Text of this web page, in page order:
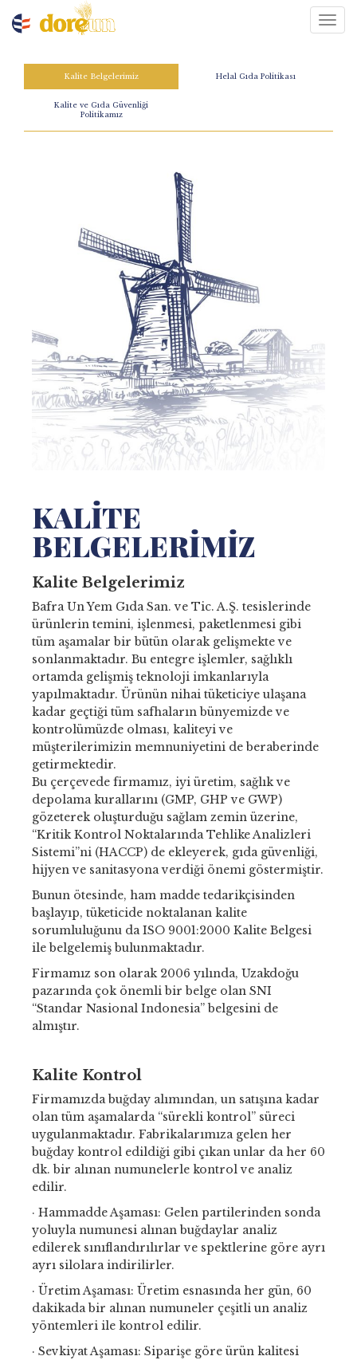
T
o
a
Kalite Belgelerimiz Helal Gıda Politikası
Kalite ve Gıda Güvenliği
Politikamız
KALITE
BELGELERIMIZ
Kalite Belgelerimiz
Bafra Un Yem Gıda San. ve Tic. A.Ş. tesislerinde
ürünlerin temini, işlenmesi, paketlenmesi gibi
tüm aşamalar bir bütün olarak gelişmekte ve
sonlanmaktadır. Bu entegre işlemler, sağlıklı
ortamda gelişmiş teknoloji imkanlarıyla
yapılmaktadır. Ürünün nihai tüketiciye ulaşana
kadar geçtiği tüm safhaların bünyemizde ve
kontrolümüzde olması, kaliteyi ve
müşterilerimizin memnuniyetini de beraberinde
getirmektedir.
Bu çerçevede firmamız, iyi üretim, sağlık ve
depolama kurallarını (GMP, GHP ve GWP)
gözeterek oluşturduğu sağlam zemin üzerine,
“Kritik Kontrol Noktalarında Tehlike Analizleri
Sistemi”ni (HACCP) de ekleyerek, gıda güvenliği,
hijyen ve sanitasyona verdiği önemi göstermiştir.
Bunun ötesinde, ham madde tedarikçisinden
başlayıp, tüketicide noktalanan kalite
sorumluluğunu da ISO 9001:2000 Kalite Belgesi
ile belgelemiş bulunmaktadır.
Firmamız son olarak 2006 yılında, Uzakdoğu
pazarında çok önemli bir belge olan SNI
“Standar Nasional Indonesia” belgesini de
almıştır.
Kalite Kontrol
Firmamızda buğday alımından, un satışına kadar
olan tüm aşamalarda “sürekli kontrol” süreci
uygulanmaktadır. Fabrikalarımıza gelen her
buğday kontrol edildiği gibi çıkan unlar da her 60
dk. bir alınan numunelerle kontrol ve analiz
edilir.
· Hammadde Aşaması: Gelen partilerinden sonda
yoluyla numunesi alınan buğdaylar analiz
edilerek sınıflandırılırlar ve spektlerine göre ayrı
ayrı silolara indirilirler.
· Üretim Aşaması: Üretim esnasında her gün, 60
dakikada bir alınan numuneler çeşitli un analiz
yöntemleri ile kontrol edilir.
· Sevkiyat Aşaması: Siparişe göre ürün kalitesi